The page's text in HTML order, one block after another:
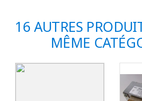
16 AUTRES
MÊME